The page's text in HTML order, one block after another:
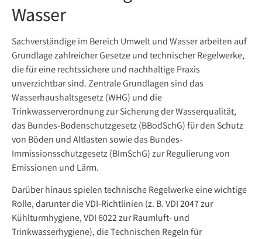
Wasser
Sachverständige im Bereich Umwelt und Wasser arbeiten auf
Grundlage zahlreicher Gesetze und technischer Regelwerke,
die für eine rechtssichere und nachhaltige Praxis
unverzichtbar sind. Zentrale Grundlagen sind das
Wasserhaushaltsgesetz (WHG) und die
Trinkwasserverordnung zur Sicherung der Wasserqualität,
das Bundes-Bodenschutzgesetz (BBodSchG) für den Schutz
von Böden und Altlasten sowie das Bundes-
Immissionsschutzgesetz (BImSchG) zur Regulierung von
Emissionen und Lärm.
Darüber hinaus spielen technische Regelwerke eine wichtige
Rolle, darunter die VDI-Richtlinien (z. B. VDI 2047 zur
Kühlturmhygiene, VDI 6022 zur Raumluft- und
Trinkwasserhygiene), die Technischen Regeln für